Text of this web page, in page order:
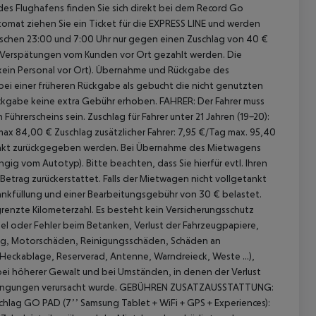
Flughafens finden Sie sich direkt bei dem Record Go
ziehen Sie ein Ticket für die EXPRESS LINE und werden
23:00 und 7:00 Uhr nur gegen einen Zuschlag von 40 €
vom Kunden vor Ort gezahlt werden. Die
Personal vor Ort). Übernahme und Rückgabe des
einer früheren Rückgabe als gebucht die nicht genutzten
keine extra Gebühr erhoben. FAHRER: Der Fahrer muss
sein. Zuschlag für Fahrer unter 21 Jahren (19-20):
84,00 € Zuschlag zusätzlicher Fahrer: 7,95 €/Tag max. 95,40
zurückgegeben werden. Bei Übernahme des Mietwagens
vom Autotyp). Bitte beachten, dass Sie hierfür evtl. Ihren
zurückerstattet. Falls der Mietwagen nicht vollgetankt
und einer Bearbeitungsgebühr von 30 € belastet.
Kilometerzahl. Es besteht kein Versicherungsschutz
Fehler beim Betanken, Verlust der Fahrzeugpapiere,
Motorschäden, Reinigungsschäden, Schäden an
Reserverad, Antenne, Warndreieck, Weste ...),
höherer Gewalt und bei Umständen, in denen der Verlust
verursacht wurde. GEBÜHREN ZUSATZAUSSTATTUNG:
GO PAD (7’’ Samsung Tablet + WiFi + GPS + Experiences):